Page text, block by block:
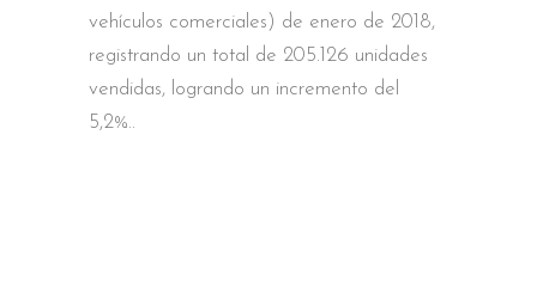
vehículos comerciales) de enero de 2018,
registrando un total de 205.126 unidades
vendidas, logrando un incremento del
5,2%